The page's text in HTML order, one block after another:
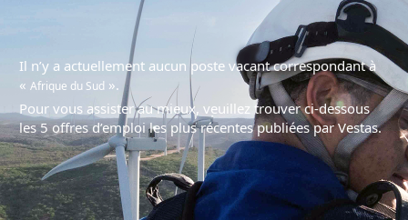
Il n’y a actuellement aucun poste vacant correspondant à
« Afrique du Sud ».
Pour vous assister au mieux, veuillez trouver ci-dessous
les 5 offres d’emploi les plus récentes publiées par Vestas.